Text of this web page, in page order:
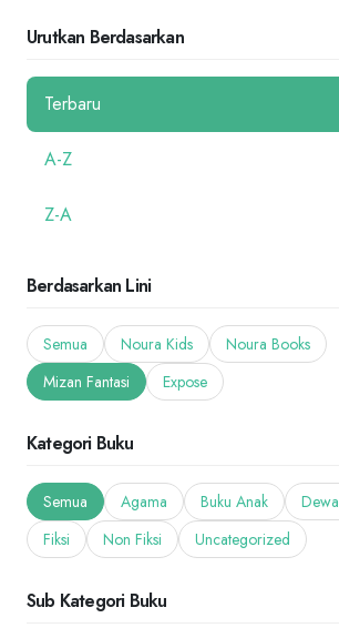
Urutkan Berdasarkan
Terbaru
A-Z
Z-A
Berdasarkan Lini
Semua Noura Kids
Noura Books
Mizan Fantasi
Expose
Kategori Buku
Semua Agama Buku Anak
Fiksi
Non Fiksi Uncategorized
Sub Kategori Buku